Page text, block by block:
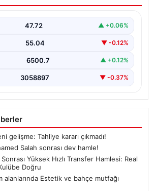
47.72 ▲ +0.06%
55.04 ▼ -0.12%
6500.7 ▲ +0.12%
3058897 ▼ -0.37%
gelişme: Tahliye kararı çıkmadı!
Salah sonrası dev hamle!
Yüksek Hızlı Transfer Hamlesi: Real
Doğru
alanlarında Estetik ve bahçe mutfağı